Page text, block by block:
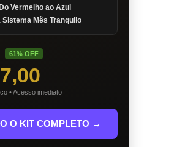
Do Vermelho ao Azul
Sistema Mês Tranquilo
61% OFF
• Acesso imediato
O KIT COMPLETO →